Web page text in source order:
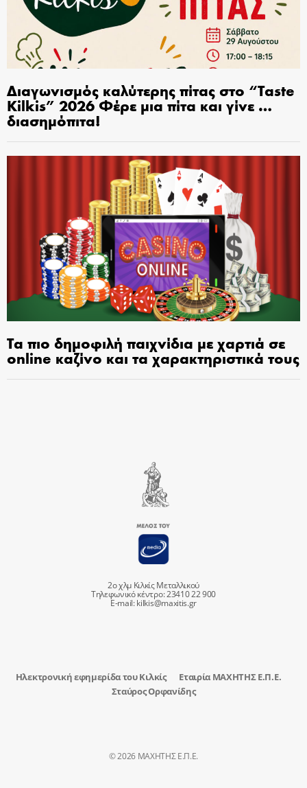
Διαγωνισμός καλύτερης πίτας στο “Taste
Kilkis” 2026 Φέρε μια πίτα και γίνε …
διασημόπιτα!
Τα πιο δημοφιλή παιχνίδια με χαρτιά σε
online καζίνο και τα χαρακτηριστικά τους
2ο χλμ Κιλκίς Μεταλλικού
Τηλεφωνικό κέντρο: 23410 22 900
E-mail:kilkis@maxitis.gr
Ηλεκτρονική εφημερίδα του Κιλκίς
Εταιρία ΜΑΧΗΤΗΣ Ε.Π.Ε.
Σταύρος Ορφανίδης
© 2026 ΜΑΧΗΤΗΣ Ε.Π.Ε.